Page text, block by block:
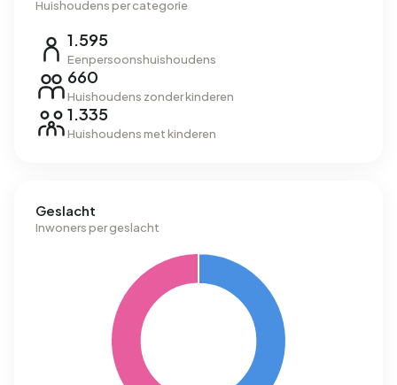
Huishoudens per categorie
1.595
Eenpersoonshuishoudens
660
Huishoudens zonder kinderen
1.335
Huishoudens met kinderen
Geslacht
Inwoners per geslacht